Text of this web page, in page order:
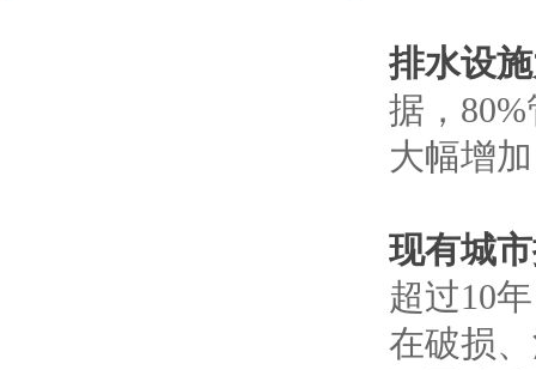
排水设
据，
大幅增
现有城
超过10
在破损